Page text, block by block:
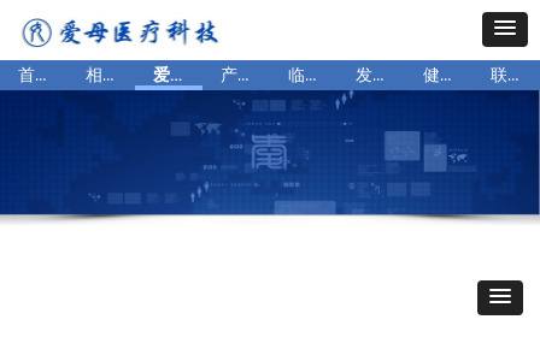
首页 相识爱母 爱母文化 产品资讯 临床论文 发展历程 健康小贴士 联系我们